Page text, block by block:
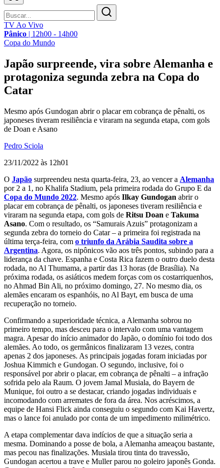
TV Ao Vivo
Pânico | 12h00 - 14h00
Copa do Mundo
Japão surpreende, vira sobre Alemanha e
protagoniza segunda zebra na Copa do
Catar
Mesmo após Gundogan abrir o placar em cobrança de pênalti, os
japoneses tiveram resiliência e viraram na segunda etapa, com gols
de Doan e Asano
Pedro Sciola
23/11/2022 às 12h01
O Japão surpreendeu nesta quarta-feira, 23, ao vencer a Alemanha
por 2 a 1, no Khalifa Stadium, pela primeira rodada do Grupo E da
Copa do Mundo 2022. Mesmo após Ilkay Gundogan abrir o
placar em cobrança de pênalti, os japoneses tiveram resiliência e
viraram na segunda etapa, com gols de Ritsu Doan e Takuma
Asano. Com o resultado, os “Samurais Azuis” protagonizam a
segunda zebra do torneio do Catar – a primeira foi registrada na
última terça-feira, com o triunfo da Arábia Saudita sobre a
Argentina. Agora, os nipônicos vão aos três pontos, subindo para a
liderança da chave. Espanha e Costa Rica fazem o outro duelo desta
rodada, no Al Thumama, a partir das 13 horas (de Brasília). Na
próxima rodada, os asiáticos medem forças com os costarriquenhos,
no Ahmad Bin Ali, no próximo domingo, 27. No mesmo dia, os
alemães encaram os espanhóis, no Al Bayt, em busca de uma
recuperação no torneio.
Confirmando a superioridade técnica, a Alemanha sobrou no
primeiro tempo, mas desceu para o intervalo com uma vantagem
magra. Apesar do início animador do Japão, o domínio foi todo dos
alemães. Ao todo, os germânicos finalizaram 13 vezes, contra
apenas 2 dos japoneses. As principais jogadas foram iniciadas por
Joshua Kimmich e Gundogan. O segundo, inclusive, foi o
responsável por abrir o placar, em cobrança de pênalti – a infração
sofrida pelo ala Raum. O jovem Jamal Musiala, do Bayern de
Munique, foi outro a se destacar, criando jogadas individuais e
incomodando com arremates de fora da área. Nos acréscimos, a
equipe de Hansi Flick ainda conseguiu o segundo com Kai Havertz,
mas o lance foi anulado por conta de um impedimento milimétrico.
A etapa complementar dava indícios de que a situação seria a
mesma. Dominando a posse de bola, a Alemanha ameaçou bastante,
mas pecou nas finalizações. Musiala tirou tinta do travessão,
Gundogan acertou a trave e Muller parou no goleiro japonês Gonda.